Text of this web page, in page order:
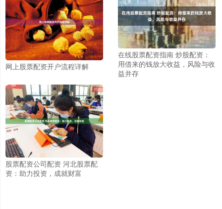
网上股票配资开户流程详解
在线股票配资指南 炒股配资：
用借来的钱放大收益，风险与收
益并存
股票配资公司配资 河北股票配
资：助力投资，成就财富